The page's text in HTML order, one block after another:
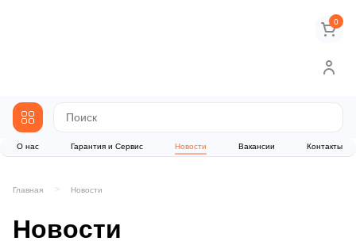
0
О нас Гарантия и Сервис Новости Вакансии Контакты
Главная Новости
Новости